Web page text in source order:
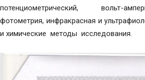
потенциометрический, вольт-
фотометрия, инфракрасная и
и химические методы исследования.